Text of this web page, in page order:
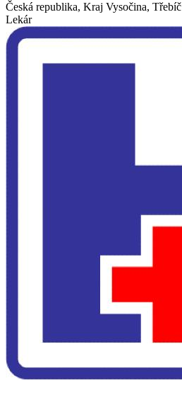
Česká republika, Kraj Vysočina, Třebíč
Lekár